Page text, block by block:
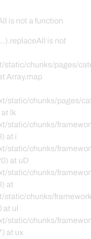
is not a function
is not
static/chunks/pages/
Array.map
static/chunks/pages/
lk
static/chunks/
at i
static/chunks/
at uD
static/chunks/
at
static/chunks/
at uI
static/chunks/
at ux